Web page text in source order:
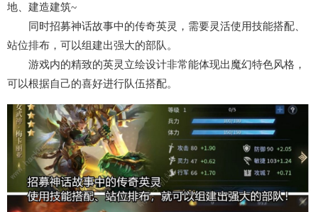
地、建造建筑~
同时招募神话故事中的传奇英灵，需要灵活使用技能搭配、
站位排布，可以组建出强大的部队。
游戏内的精致的英灵立绘设计非常能体现出魔幻特色风格，
可以根据自己的喜好进行队伍搭配。